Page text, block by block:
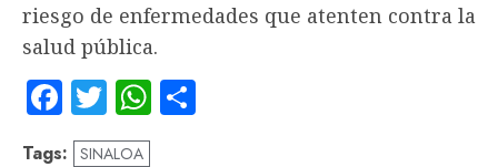
riesgo de enfermedades que atenten contra la
salud pública.
Facebook
TwitterWhatsApp
Tags: SINALOA